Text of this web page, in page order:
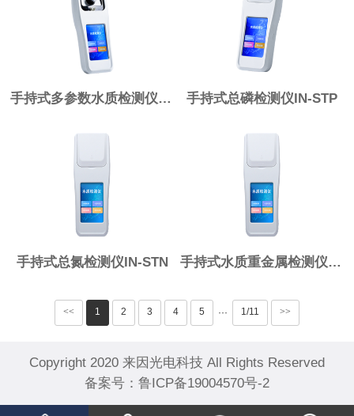
手持式多参数水质检测仪IN-S100 手持式总磷检测仪IN-STP
手持式总氮检测仪IN-STN 手持式水质重金属检测仪IN-SZ20
<< 1 2 3 4 5 ··· 1/11 >>
Copyright 2020 来因光电科技 All Rights Reserved
备案号： 鲁ICP备19004570号-2